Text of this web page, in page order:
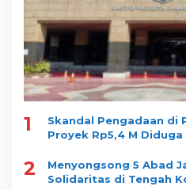
1
Skandal Pengadaan di
Proyek Rp5,4 M
2
Menyongsong 5 Abad
Solidaritas di Tengah